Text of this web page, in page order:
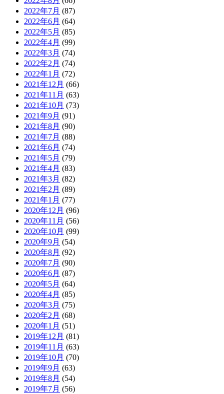
2022年7月 (87)
2022年6月 (64)
2022年5月 (85)
2022年4月 (99)
2022年3月 (74)
2022年2月 (74)
2022年1月 (72)
2021年12月 (66)
2021年11月 (63)
2021年10月 (73)
2021年9月 (91)
2021年8月 (90)
2021年7月 (88)
2021年6月 (74)
2021年5月 (79)
2021年4月 (83)
2021年3月 (82)
2021年2月 (89)
2021年1月 (77)
2020年12月 (96)
2020年11月 (56)
2020年10月 (99)
2020年9月 (54)
2020年8月 (92)
2020年7月 (90)
2020年6月 (87)
2020年5月 (64)
2020年4月 (85)
2020年3月 (75)
2020年2月 (68)
2020年1月 (51)
2019年12月 (81)
2019年11月 (63)
2019年10月 (70)
2019年9月 (63)
2019年8月 (54)
2019年7月 (56)